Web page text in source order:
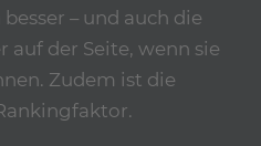
– und auch die
auf der Seite, wenn sie
Zudem ist die